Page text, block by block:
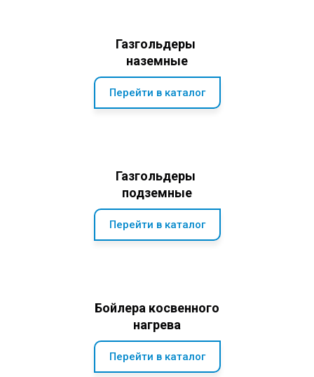
Газгольдеры
наземные
Перейти в каталог
Газгольдеры
подземные
Перейти в каталог
Бойлера косвенного
нагрева
Перейти в каталог